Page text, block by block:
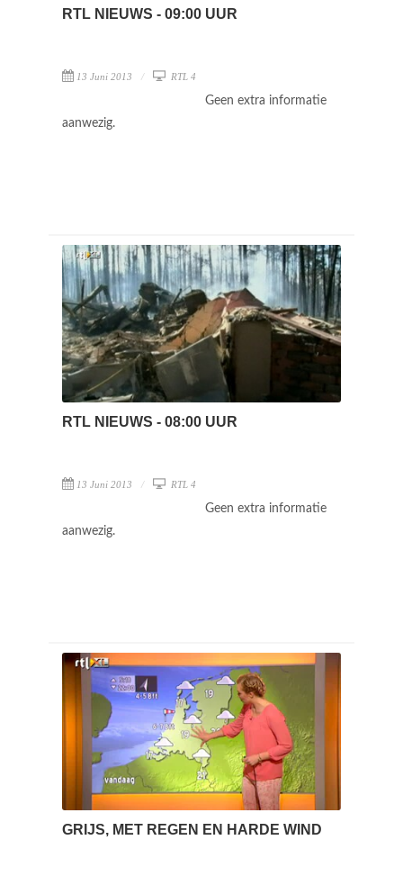
RTL NIEUWS - 09:00 UUR
13 Juni 2013 RTL 4
Geen extra informatie
aanwezig.
RTL NIEUWS - 08:00 UUR
13 Juni 2013 RTL 4
Geen extra informatie
aanwezig.
GRIJS, MET REGEN EN HARDE WIND